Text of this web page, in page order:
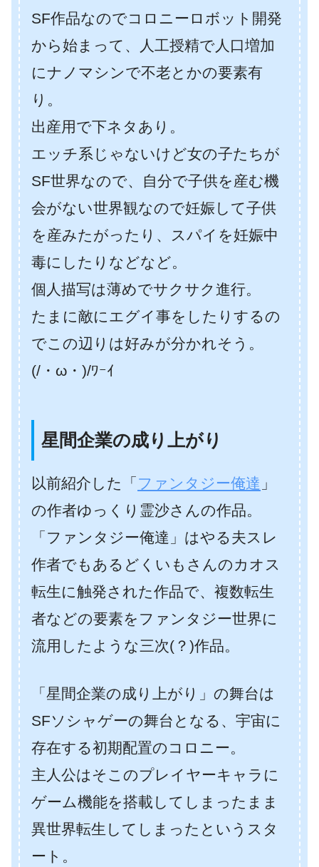
SF作品なのでコロニーロボット開発
から始まって、人工授精で人口増加
にナノマシンで不老とかの要素有
り。
出産用で下ネタあり。
エッチ系じゃないけど女の子たちが
SF世界なので、自分で子供を産む機
会がない世界観なので妊娠して子供
を産みたがったり、スパイを妊娠中
毒にしたりなどなど。
個人描写は薄めでサクサク進行。
たまに敵にエグイ事をしたりするの
でこの辺りは好みが分かれそう。
(/・ω・)/ﾜｰｲ
星間企業の成り上がり
以前紹介した「 ファンタジー俺達 」
の作者ゆっくり霊沙さんの作品。
「ファンタジー俺達」はやる夫スレ
作者でもあるどくいもさんのカオス
転生に触発された作品で、複数転生
者などの要素をファンタジー世界に
流用したような三次(？)作品。
「星間企業の成り上がり」の舞台は
SFソシャゲーの舞台となる、宇宙に
存在する初期配置のコロニー。
主人公はそこのプレイヤーキャラに
ゲーム機能を搭載してしまったまま
異世界転生してしまったというスタ
ート。